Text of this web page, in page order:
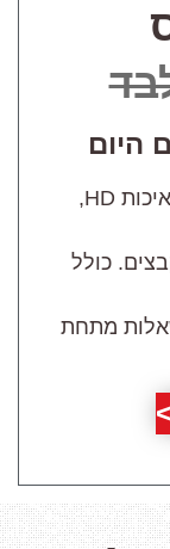
היום
16 שיעורים, 77 דקות וידאו, איכות HD,
כולל
מתחת